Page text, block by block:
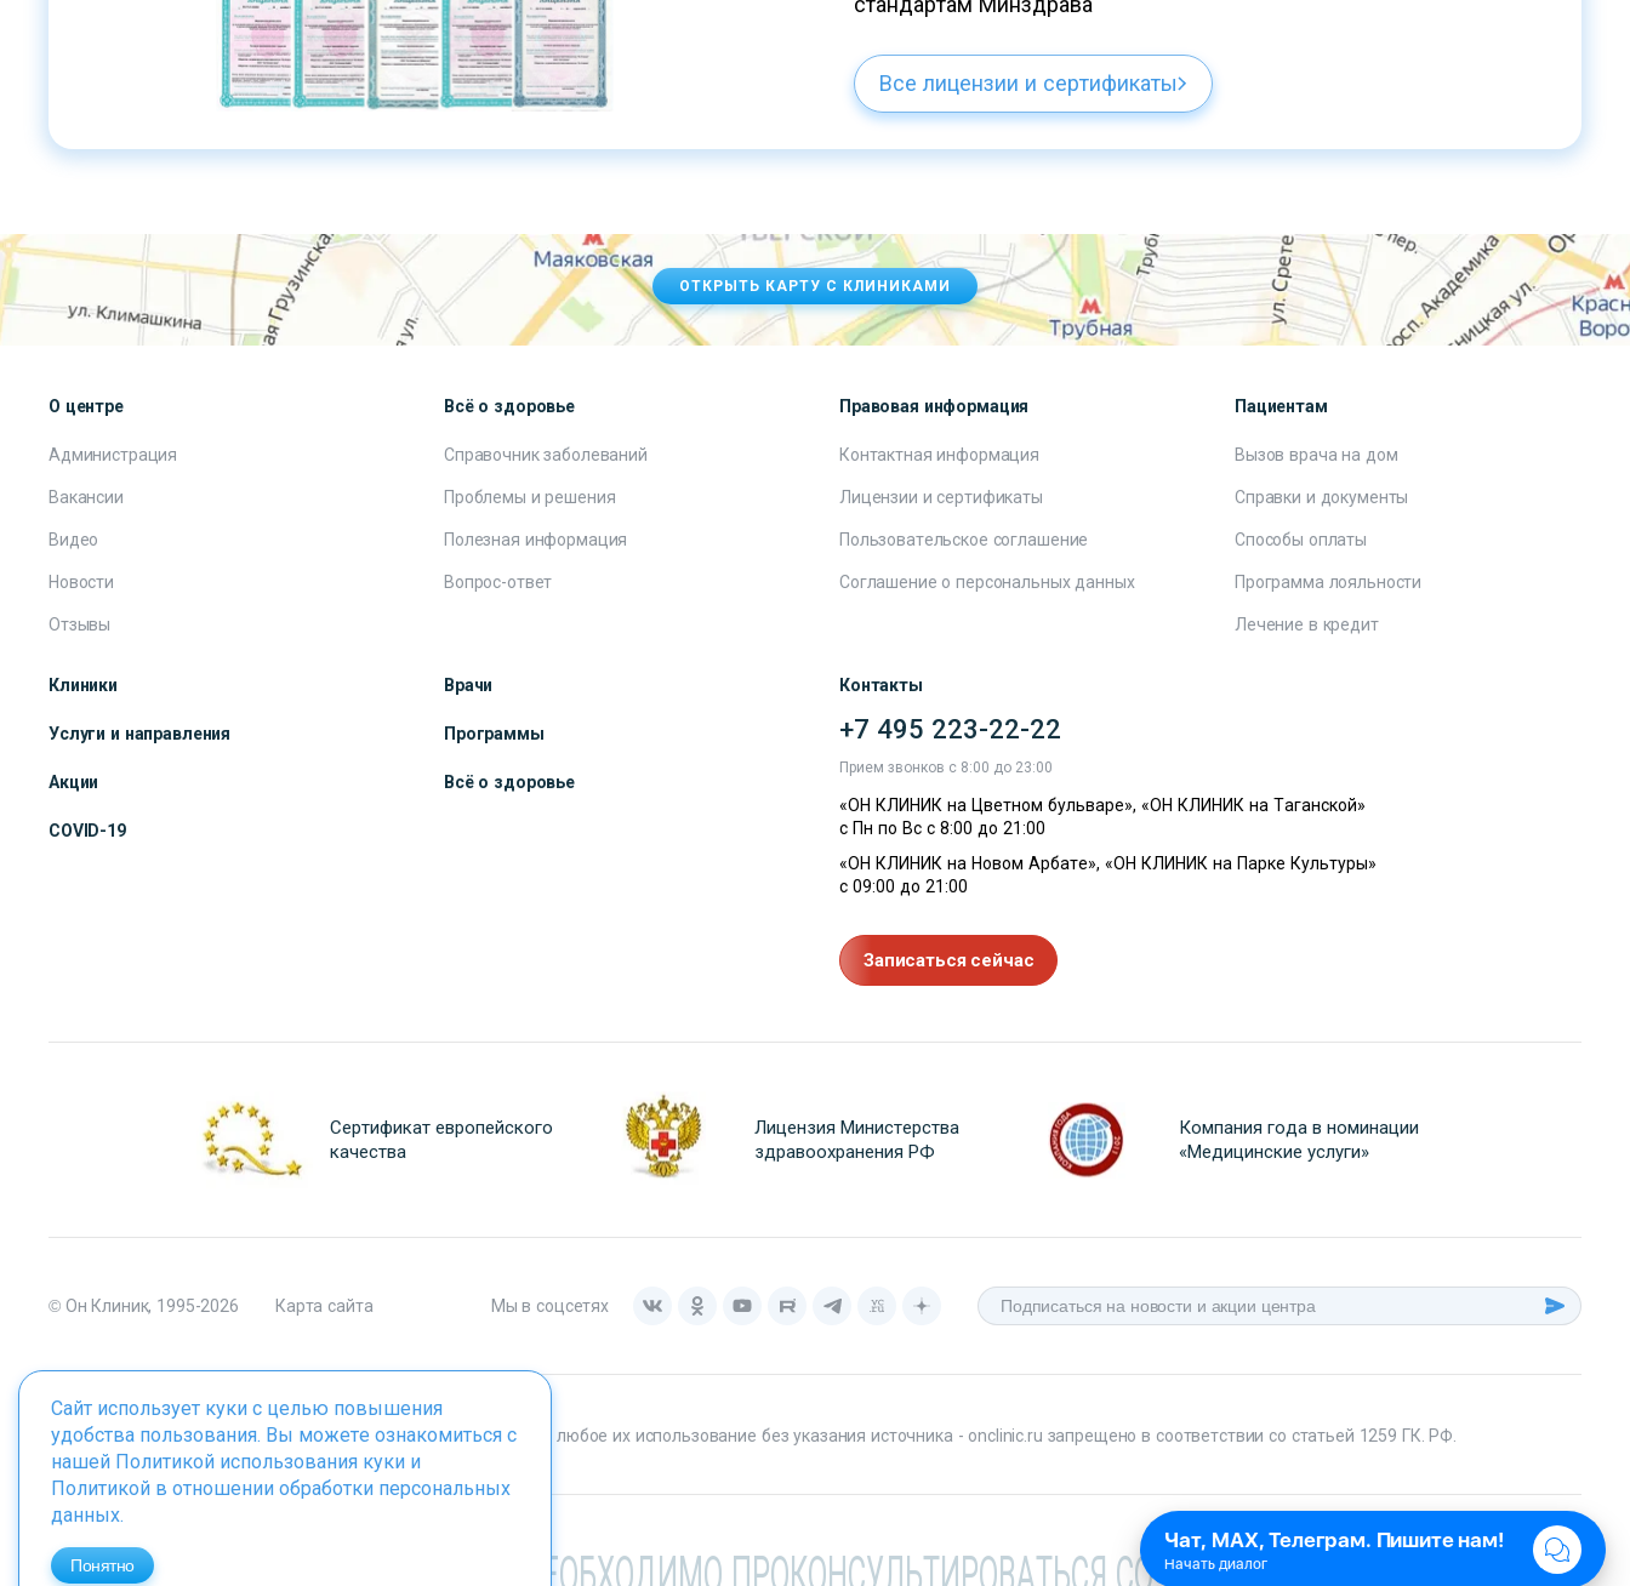
Все лицензии и сертификаты
ОТКРЫТЬ КАРТУ С КЛИНИКАМИ
О центре
Администрация
Вакансии
Видео
Новости
Отзывы
Всё о здоровье
Справочник заболеваний
Проблемы и решения
Полезная информация
Вопрос-ответ
Правовая информация
Контактная информация
Лицензии и сертификаты
Пользовательское соглашение
Соглашение о персональных данных
Пациентам
Вызов врача на дом
Справки и документы
Способы оплаты
Программа лояльности
Лечение в кредит
Клиники Врачи
Услуги и направления Программы
Акции Всё о здоровье
COVID-19
Контакты
+7 495 223-22-22
Прием звонков с 8:00 до 23:00
«ОН КЛИНИК на Цветном бульваре», «ОН КЛИНИК на Таганской»
с Пн по Вс с 8:00 до 21:00
«ОН КЛИНИК на Новом Арбате», «ОН КЛИНИК на Парке Культуры»
с 09:00 до 21:00
Записаться сейчас
Сертификат европейского
качества
Лицензия Министерства
здравоохранения РФ
Компания года в номинации
«Медицинские услуги»
© Он Клиник, 1995-2026 Карта сайта Мы в соцсетях
Материалы сайта являются собственностью ООО "Он Клиник", любое их использование без указания источника - onclinic.ru запрещено в соответствии со статьей 1259 ГК. РФ.
Сайт использует куки с целью повышения
удобства пользования. Вы можете ознакомиться с
нашей Политикой использования куки и
Политикой в отношении обработки персональных
данных.
Понятно